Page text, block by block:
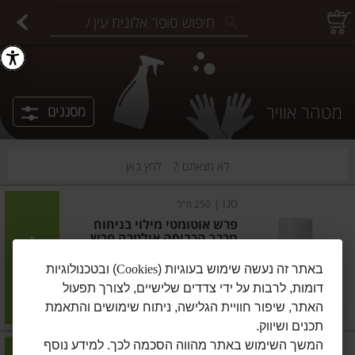
מטהר אוויר מסננים
לא מצאתם ? לחץ כאן
סנו 250 מ"ל
פרש אוטומטי מילוי בניחוח
מרכך הכביסה אולטרה פרש
מחיר מבצע ₪14.90
₪17.90
₪7.16 ל-100 מ"ל במבצע! ₪14.90
הוסיפו
סנו | 350 מ"ל
באתר זה נעשה שימוש בעוגיות (Cookies) ובטכנולוגיות
דומות, לרבות על ידי צדדים שלישיים, לצורך תפעול
האתר, שיפור חוויית הגלישה, ניתוח שימושים והתאמת
תכנים ושיווק.
המשך השימוש באתר מהווה הסכמה לכך. למידע נוסף